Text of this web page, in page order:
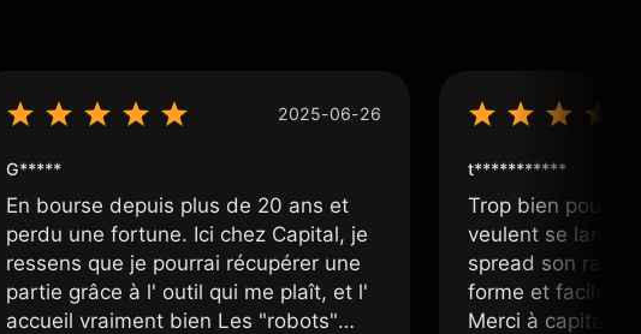
2025-06-26
G*****
En bourse depuis plus de 20 ans et
perdu une fortune. Ici chez Capital, je
ressens que je pourrai récupérer une
partie grâce à l' outil qui me plaît, et l'
accueil vraiment bien Les "robots"
t***********
Trop bien pour
veulent se
spread son
forme et facile
Merci à